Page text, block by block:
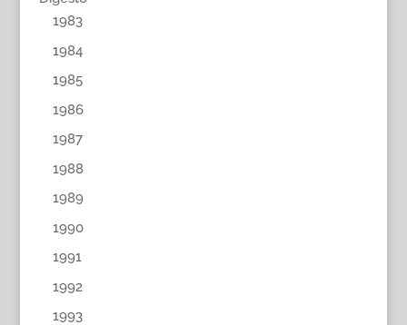
1983
1984
1985
1986
1987
1988
1989
1990
1991
1992
1993